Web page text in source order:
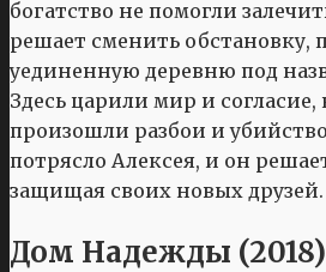
богатство не помогли
решает сменить обстановку,
уединенную деревню под
Здесь царили мир и согласие,
произошли разбои и убийство
потрясло Алексея, и он
защищая своих новых друзей.
Дом Надежды (2018)